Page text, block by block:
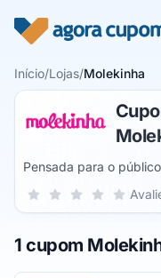
Início/Lojas/Molekinha
Pensada para o
de calçados para
pequenos, os
Sua nota para
5
4 estrelas
3 estrelas
2 estrelas
1 estrela
1 cupom